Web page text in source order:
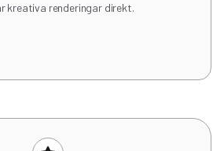
kreativa renderingar direkt.